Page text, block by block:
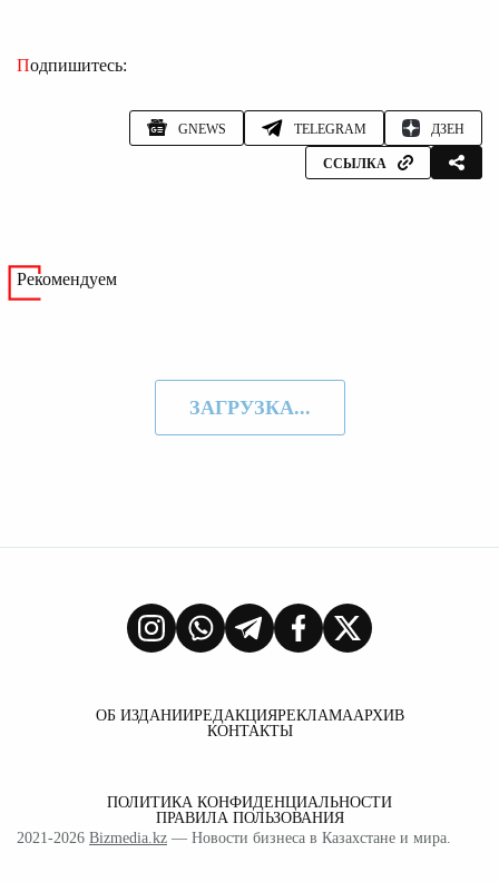
Подпишитесь:
GNEWS TELEGRAM ДЗЕН
ССЫЛКА
Рекомендуем
ЗАГРУЗКА...
ОБ ИЗДАНИИРЕДАКЦИЯРЕКЛАМААРХИВ
КОНТАКТЫ
ПОЛИТИКА КОНФИДЕНЦИАЛЬНОСТИ
ПРАВИЛА ПОЛЬЗОВАНИЯ
2021-2026 Bizmedia.kz — Новости бизнеса в Казахстане и мира.